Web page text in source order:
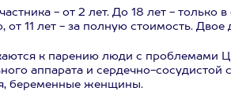
- от 2 лет. До 18 лет -
от 11 лет - за полную стоимость.
к парению люди с проблемами
аппарата и сердечно-
беременные женщины.